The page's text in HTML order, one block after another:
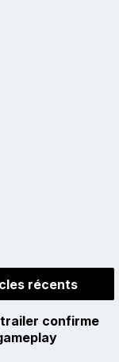
récents
confirme